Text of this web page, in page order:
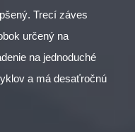
Trecí záves
určený na
na jednoduché
a má desaťročnú